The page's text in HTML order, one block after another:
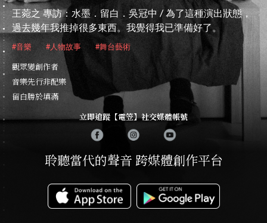
王菀之 專訪：水墨．留白．吳冠中 / 為了這種演出狀態，
過去幾年我推掉很多東西。我覺得我已準備好了。
#音樂 #人物故事 #舞台藝術
觀眾變創作者
音樂先行非配樂
留白勝於填滿
立即追蹤【電笠】社交媒體帳號
聆聽當代的聲音 跨媒體創作平台